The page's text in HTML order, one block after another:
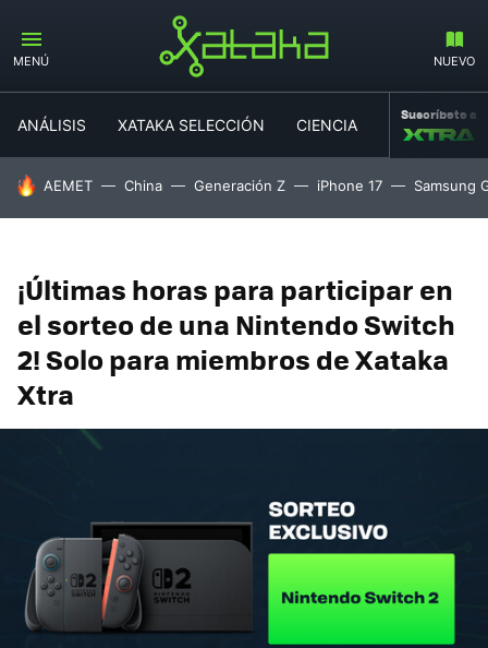
MENÚ NUEVO
ANÁLISIS XATAKA SELECCIÓN CIENCIA MOVILIDAD
Suscríbete a
HOY SE HABLA DE
AEMET China Generación Z iPhone 17 Samsung
¡Últimas horas para participar en
el sorteo de una Nintendo Switch
2! Solo para miembros de Xataka
Xtra